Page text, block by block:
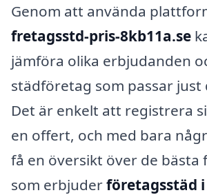
Genom att använda
fretagsstd-pris-8kb11a.se
jämföra olika erbjudanden
städföretag som passar just
Det är enkelt att registrera
en offert, och med bara
få en översikt över de bästa
som erbjuderföretagsstäd